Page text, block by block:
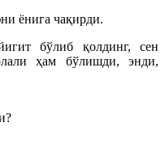
ёнига чақирди.
бўлиб қолдинг, сен
ҳам бўлишди, энди,